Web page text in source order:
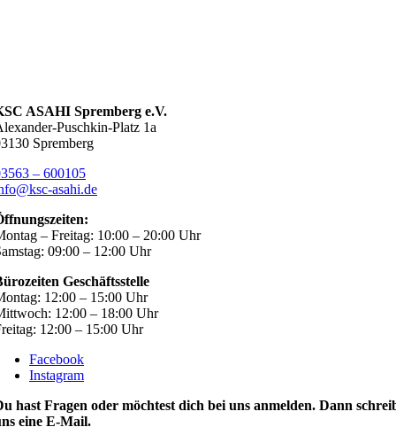
ASAHI Spremberg e.V.
Puschkin-Platz 1a
Spremberg
– 600105
asahi.de
– Freitag: 10:00 – 20:00 Uhr
09:00 – 12:00 Uhr
Geschäftsstelle
12:00 – 15:00 Uhr
12:00 – 18:00 Uhr
12:00 – 15:00 Uhr
Facebook
Instagram
hast Fragen oder möchtest dich bei uns anmelden. Dann
eine E-Mail.